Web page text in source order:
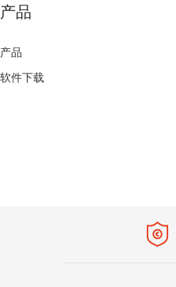
产品
产品
软件下载